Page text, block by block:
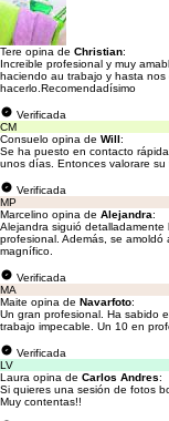
Tere opina de Christian:
Increible profesional y muy
haciendo au trabajo y hasta
hacerlo.Recomendadísimo
Verificada
CM
Consuelo opina de Will:
Se ha puesto en contacto
unos días. Entonces valorare su
Verificada
MP
Marcelino opina de Alejandra:
Alejandra siguió
profesional. Además, se
magnífico.
Verificada
MA
Maite opina de Navarfoto:
Un gran profesional. Ha sabido
trabajo impecable. Un 10 en
Verificada
LV
Laura opina de Carlos Andres:
Si quieres una sesión de fotos
Muy contentas!!